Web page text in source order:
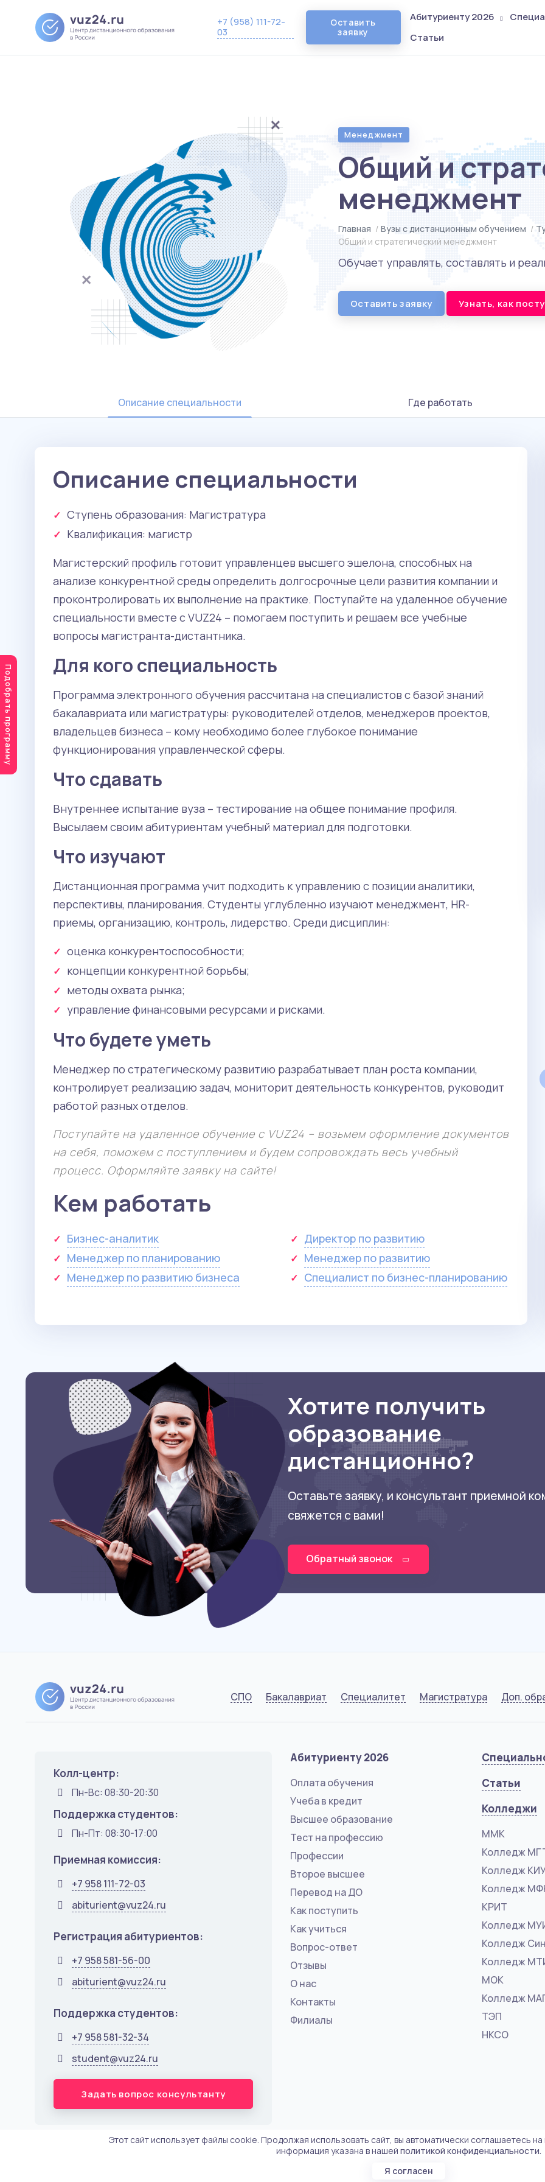
+7 (958) 111-72-
03
Оставить
заявку
Абитуриенту 2026
Статьи
Менеджмент
Общий и
менеджмент
Главная / Вузы с дистанционным обучением /
Общий и стратегический менеджмент
Обучает управлять, составлять и
Оставить заявку Узнать, как
Описание специальности Где работать
Описание специальности
Ступень образования: Магистратура
Квалификация: магистр
Магистерский профиль готовит управленцев высшего эшелона, способных на
анализе конкурентной среды определить долгосрочные цели развития компании и
проконтролировать их выполнение на практике. Поступайте на удаленное обучение
специальности вместе с VUZ24 – помогаем поступить и решаем все учебные
вопросы магистранта-дистантника.
Для кого специальность
Программа электронного обучения рассчитана на специалистов с базой знаний
бакалавриата или магистратуры: руководителей отделов, менеджеров проектов,
владельцев бизнеса – кому необходимо более глубокое понимание
функционирования управленческой сферы.
Что сдавать
Внутреннее испытание вуза – тестирование на общее понимание профиля.
Высылаем своим абитуриентам учебный материал для подготовки.
Что изучают
Дистанционная программа учит подходить к управлению с позиции аналитики,
перспективы, планирования. Студенты углубленно изучают менеджмент, HR-
приемы, организацию, контроль, лидерство. Среди дисциплин:
оценка конкурентоспособности;
концепции конкурентной борьбы;
методы охвата рынка;
управление финансовыми ресурсами и рисками.
Что будете уметь
Менеджер по стратегическому развитию разрабатывает план роста компании,
контролирует реализацию задач, мониторит деятельность конкурентов, руководит
работой разных отделов.
Поступайте на удаленное обучение с VUZ24 – возьмем оформление документов
на себя, поможем с поступлением и будем сопровождать весь учебный
процесс. Оформляйте заявку на сайте!
Кем работать
Бизнес-аналитик
Менеджер по планированию
Менеджер по развитию бизнеса
Директор по развитию
Менеджер по развитию
Специалист по бизнес-планированию
Банковский менеджмент и
Учит понимать рынок финансовых услуг и
оперативно выявлять потребности клиентов.
Хотите получить
образование
дистанционно?
Оставьте заявку, и консультант приемной
свяжется с вами!
Обратный звонок
СПО Бакалавриат Специалитет Магистратура Доп.
Колл-центр:
Пн-Вс: 08:30-20:30
Поддержка студентов:
Пн-Пт: 08:30-17:00
Приемная комиссия:
+7 958 111-72-03
abiturient@vuz24.ru
Регистрация абитуриентов:
+7 958 581-56-00
abiturient@vuz24.ru
Поддержка студентов:
+7 958 581-32-34
student@vuz24.ru
Задать вопрос консультанту
Абитуриенту 2026
Оплата обучения
Учеба в кредит
Высшее образование
Тест на профессию
Профессии
Второе высшее
Перевод на ДО
Как поступить
Как учиться
Вопрос-ответ
Отзывы
О нас
Контакты
Филиалы
Статьи
Колледжи
ММК
Колледж
Колледж
Колледж
КРИТ
Колледж
Колледж
Колледж
МОК
Колледж
ТЭП
НКСО
Подобрать программу
Этот сайт использует файлы cookie. Продолжая использовать сайт, вы автоматически соглашаетесь
информация указана в нашей политикой конфиденциальности.
Я согласен